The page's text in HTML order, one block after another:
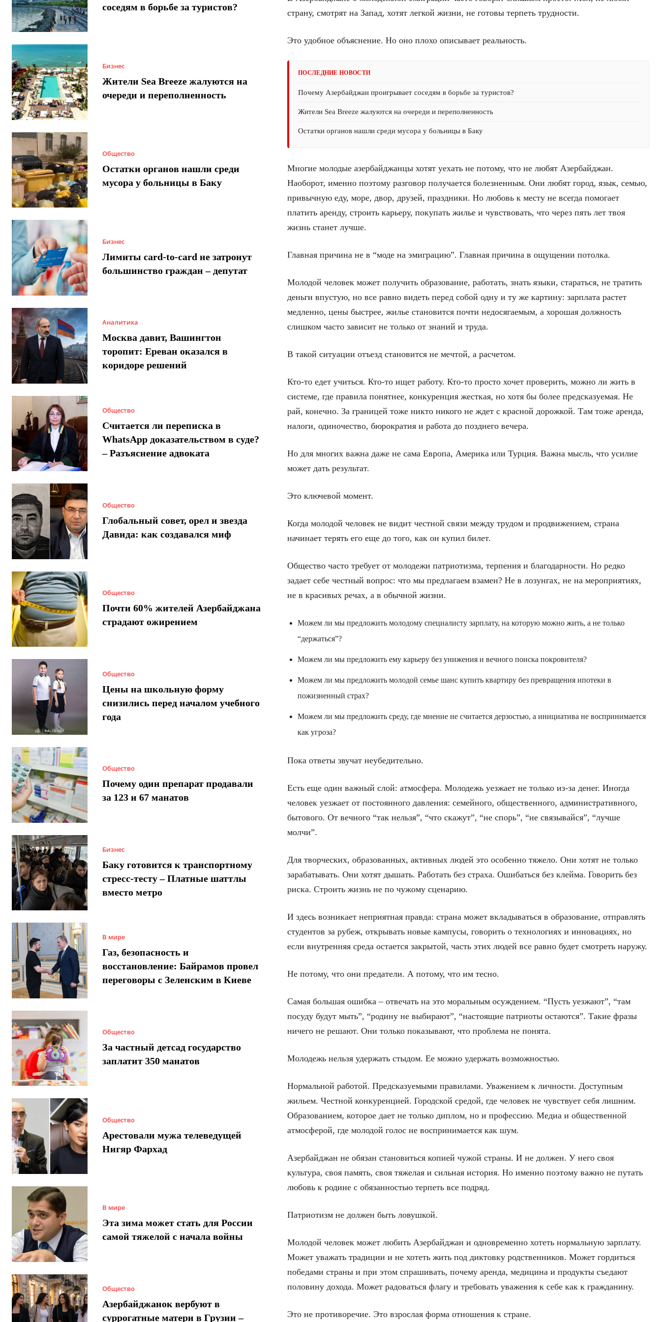
соседям в борьбе за туристов?
Бизнес
Жители Sea Breeze жалуются на
очереди и переполненность
Общество
Остатки органов нашли среди
мусора у больницы в Баку
Бизнес
Лимиты card-to-card не затронут
большинство граждан – депутат
Аналитика
Москва давит, Вашингтон
торопит: Ереван оказался в
коридоре решений
Общество
Считается ли переписка в
WhatsApp доказательством в суде?
– Разъяснение адвоката
Общество
Глобальный совет, орел и звезда
Давида: как создавался миф
Общество
Почти 60% жителей Азербайджана
страдают ожирением
Общество
Цены на школьную форму
снизились перед началом учебного
года
Общество
Почему один препарат продавали
за 123 и 67 манатов
Бизнес
Баку готовится к транспортному
стресс-тесту – Платные шаттлы
вместо метро
В мире
Газ, безопасность и
восстановление: Байрамов провел
переговоры с Зеленским в Киеве
Общество
За частный детсад государство
заплатит 350 манатов
Общество
Арестовали мужа телеведущей
Нигяр Фархад
В мире
Эта зима может стать для России
самой тяжелой с начала войны
Общество
Азербайджанок вербуют в
суррогатные матери в Грузии –
страну, смотрят на Запад, хотят легкой жизни, не готовы терпеть трудности.
Это удобное объяснение. Но оно плохо описывает реальность.
ПОСЛЕДНИЕ НОВОСТИ
Почему Азербайджан проигрывает соседям в борьбе за туристов?
Жители Sea Breeze жалуются на очереди и переполненность
Остатки органов нашли среди мусора у больницы в Баку
Многие молодые азербайджанцы хотят уехать не потому, что не любят Азербайджан.
Наоборот, именно поэтому разговор получается болезненным. Они любят город, язык, семью,
привычную еду, море, двор, друзей, праздники. Но любовь к месту не всегда помогает
платить аренду, строить карьеру, покупать жилье и чувствовать, что через пять лет твоя
жизнь станет лучше.
Главная причина не в “моде на эмиграцию”. Главная причина в ощущении потолка.
Молодой человек может получить образование, работать, знать языки, стараться, не тратить
деньги впустую, но все равно видеть перед собой одну и ту же картину: зарплата растет
медленно, цены быстрее, жилье становится почти недосягаемым, а хорошая должность
слишком часто зависит не только от знаний и труда.
В такой ситуации отъезд становится не мечтой, а расчетом.
Кто-то едет учиться. Кто-то ищет работу. Кто-то просто хочет проверить, можно ли жить в
системе, где правила понятнее, конкуренция жесткая, но хотя бы более предсказуемая. Не
рай, конечно. За границей тоже никто никого не ждет с красной дорожкой. Там тоже аренда,
налоги, одиночество, бюрократия и работа до позднего вечера.
Но для многих важна даже не сама Европа, Америка или Турция. Важна мысль, что усилие
может дать результат.
Это ключевой момент.
Когда молодой человек не видит честной связи между трудом и продвижением, страна
начинает терять его еще до того, как он купил билет.
Общество часто требует от молодежи патриотизма, терпения и благодарности. Но редко
задает себе честный вопрос: что мы предлагаем взамен? Не в лозунгах, не на мероприятиях,
не в красивых речах, а в обычной жизни.
Можем ли мы предложить молодому специалисту зарплату, на которую можно жить, а не только
“держаться”?
Можем ли мы предложить ему карьеру без унижения и вечного поиска покровителя?
Можем ли мы предложить молодой семье шанс купить квартиру без превращения ипотеки в
пожизненный страх?
Можем ли мы предложить среду, где мнение не считается дерзостью, а инициатива не воспринимается
как угроза?
Пока ответы звучат неубедительно.
Есть еще один важный слой: атмосфера. Молодежь уезжает не только из-за денег. Иногда
человек уезжает от постоянного давления: семейного, общественного, административного,
бытового. От вечного “так нельзя”, “что скажут”, “не спорь”, “не связывайся”, “лучше
молчи”.
Для творческих, образованных, активных людей это особенно тяжело. Они хотят не только
зарабатывать. Они хотят дышать. Работать без страха. Ошибаться без клейма. Говорить без
риска. Строить жизнь не по чужому сценарию.
И здесь возникает неприятная правда: страна может вкладываться в образование, отправлять
студентов за рубеж, открывать новые кампусы, говорить о технологиях и инновациях, но
если внутренняя среда остается закрытой, часть этих людей все равно будет смотреть наружу.
Не потому, что они предатели. А потому, что им тесно.
Самая большая ошибка – отвечать на это моральным осуждением. “Пусть уезжают”, “там
посуду будут мыть”, “родину не выбирают”, “настоящие патриоты остаются”. Такие фразы
ничего не решают. Они только показывают, что проблема не понята.
Молодежь нельзя удержать стыдом. Ее можно удержать возможностью.
Нормальной работой. Предсказуемыми правилами. Уважением к личности. Доступным
жильем. Честной конкуренцией. Городской средой, где человек не чувствует себя лишним.
Образованием, которое дает не только диплом, но и профессию. Медиа и общественной
атмосферой, где молодой голос не воспринимается как шум.
Азербайджан не обязан становиться копией чужой страны. И не должен. У него своя
культура, своя память, своя тяжелая и сильная история. Но именно поэтому важно не путать
любовь к родине с обязанностью терпеть все подряд.
Патриотизм не должен быть ловушкой.
Молодой человек может любить Азербайджан и одновременно хотеть нормальную зарплату.
Может уважать традиции и не хотеть жить под диктовку родственников. Может гордиться
победами страны и при этом спрашивать, почему аренда, медицина и продукты съедают
половину дохода. Может радоваться флагу и требовать уважения к себе как к гражданину.
Это не противоречие. Это взрослая форма отношения к стране.